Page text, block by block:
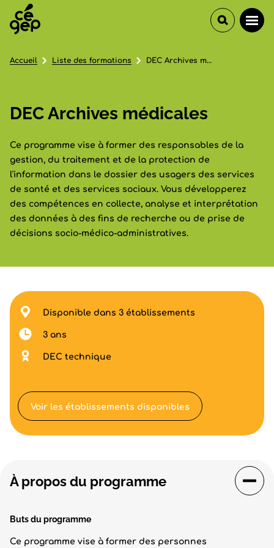
DEC Archives médicales
Ce programme vise à former des responsables de la
gestion, du traitement et de la protection de
l'information dans le dossier des usagers des services
de santé et des services sociaux. Vous développerez
des compétences en collecte, analyse et interprétation
des données à des fins de recherche ou de prise de
décisions socio-médico-administratives.
Accueil Liste des formations DEC Archives médicales
À propos du programme
Buts du programme
Ce programme vise à former des personnes
Disponible dans 3 établissements
3 ans
DEC technique
Voir les établissements disponibles